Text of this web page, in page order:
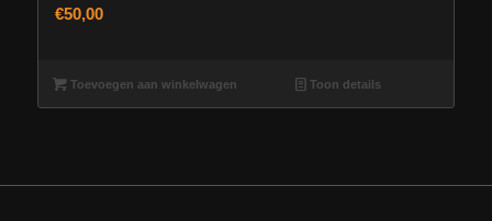
€50,00
Toevoegen aan winkelwagen Toon details